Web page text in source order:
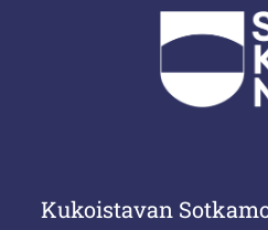
Kukoistavan